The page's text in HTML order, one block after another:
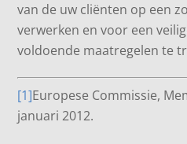
van de uw cliënten op een
verwerken en voor een
voldoende maatregelen te
[1]Europese Commissie,
januari 2012.